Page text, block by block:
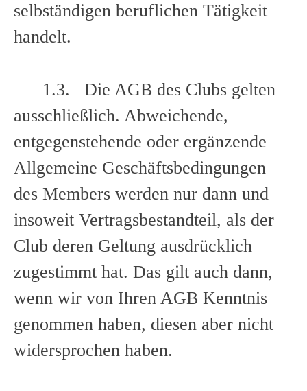
selbständigen beruflichen Tätigkeit
handelt.
1.3. Die AGB des Clubs gelten
ausschließlich. Abweichende,
entgegenstehende oder ergänzende
Allgemeine Geschäftsbedingungen
des Members werden nur dann und
insoweit Vertragsbestandteil, als der
Club deren Geltung ausdrücklich
zugestimmt hat. Das gilt auch dann,
wenn wir von Ihren AGB Kenntnis
genommen haben, diesen aber nicht
widersprochen haben.